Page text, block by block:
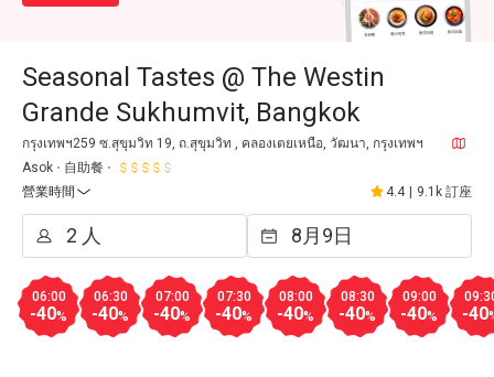
Seasonal Tastes @ The Westin
Grande Sukhumvit, Bangkok
กรุงเทพฯ259 ซ.สุขุมวิท 19, ถ.สุขุมวิท , คลองเตยเหนือ, วัฒนา, กรุงเทพฯ
Asok
自助餐
營業時間
4.4 9.1k 訂座
06:00
-40%
06:30
-40%
07:00
-40%
07:30
-40%
08:00
-40%
08:30
-40%
09:00
-40% -40